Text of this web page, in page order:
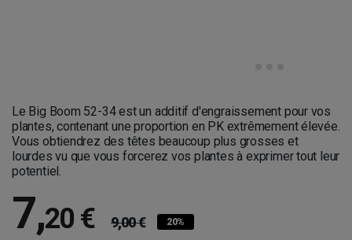
Le Big Boom 52-34 est un additif d'engraissement pour vos
plantes, contenant une proportion en PK extrêmement élevée.
Vous obtiendrez des têtes beaucoup plus grosses et
lourdes vu que vous forcerez vos plantes à exprimer tout leur
potentiel.
7,20 € 9,00 € 20%